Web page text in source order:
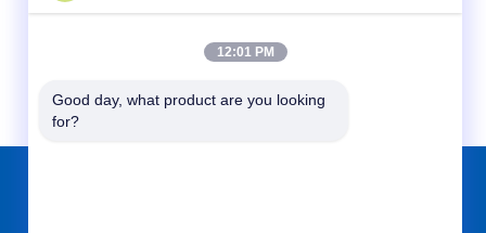
12:01 PM
Good day, what product are you looking
for?